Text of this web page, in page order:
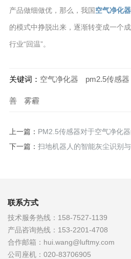
产品做细做优，那么，我国空气净化器
的模式中挣脱出来，逐渐转变成一个
行业“回温”。
关键词： 空气净化器 pm2.5传感器
善 雾霾
上一篇： PM2.5传感器对于空气净化
下一篇： 扫地机器人的智能灰尘识别
联系方式
技术服务热线： 158-7527-1139
产品咨询热线： 153-2201-4708
合作邮箱： hui.wang@luftmy.com
公司座机： 020-83706905